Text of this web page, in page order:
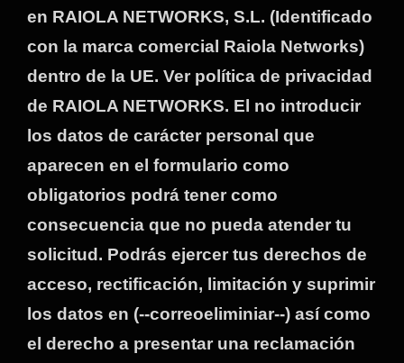
en RAIOLA NETWORKS, S.L. (Identificado
con la marca comercial Raiola Networks)
dentro de la UE. Ver política de privacidad
de RAIOLA NETWORKS. El no introducir
los datos de carácter personal que
aparecen en el formulario como
obligatorios podrá tener como
consecuencia que no pueda atender tu
solicitud. Podrás ejercer tus derechos de
acceso, rectificación, limitación y suprimir
los datos en (--correoeliminiar--) así como
el derecho a presentar una reclamación